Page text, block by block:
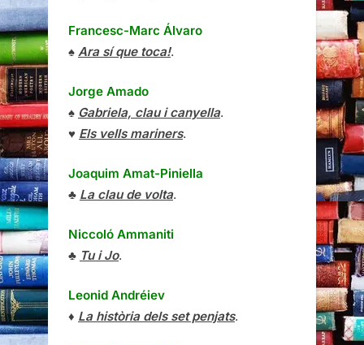
Francesc-Marc Álvaro
♠ Ara sí que toca!.
Jorge Amado
♠ Gabriela, clau i canyella.
♥ Els vells mariners.
Joaquim Amat-Piniella
♣ La clau de volta.
Niccoló Ammaniti
♣ Tu i Jo.
Leonid Andréiev
♦ La història dels set penjats.